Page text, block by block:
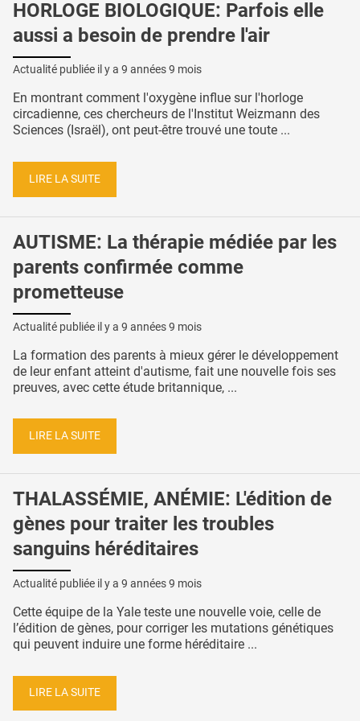
HORLOGE BIOLOGIQUE: Parfois elle
aussi a besoin de prendre l'air
Actualité publiée il y a 9 années 9 mois
En montrant comment l'oxygène influe sur l'horloge
circadienne, ces chercheurs de l'Institut Weizmann des
Sciences (Israël), ont peut-être trouvé une toute ...
LIRE LA SUITE
AUTISME: La thérapie médiée par les
parents confirmée comme
prometteuse
Actualité publiée il y a 9 années 9 mois
La formation des parents à mieux gérer le développement
de leur enfant atteint d'autisme, fait une nouvelle fois ses
preuves, avec cette étude britannique, ...
LIRE LA SUITE
THALASSÉMIE, ANÉMIE: L'édition de
gènes pour traiter les troubles
sanguins héréditaires
Actualité publiée il y a 9 années 9 mois
Cette équipe de la Yale teste une nouvelle voie, celle de
l’édition de gènes, pour corriger les mutations génétiques
qui peuvent induire une forme héréditaire ...
LIRE LA SUITE